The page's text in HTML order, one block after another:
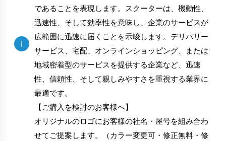
i
であることを表現します。スクーターは、機動性、
迅速性、そして効率性を意味し、企業のサービスが
広範囲に迅速に届くことを示唆します。デリバリー
サービス、宅配、オンラインショッピング、または
地域密着型のサービスを提供する企業など、迅速
性、信頼性、そして親しみやすさを重視する業界に
最適です。
【ご購入を検討のお客様へ】
オリジナルのロゴにお客様の社名・屋号を組み合わ
せてご提案します。（カラー変更可・修正無料・修